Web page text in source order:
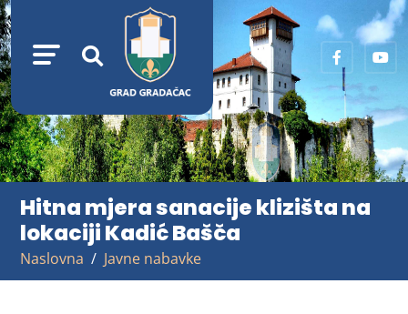
Hitna mjera sanacije klizišta na
lokaciji Kadić Bašča
Naslovna Javne nabavke